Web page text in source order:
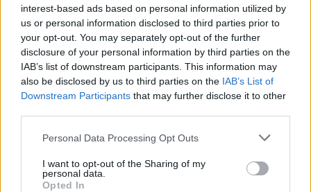
interest-based ads based on personal information utilized by
us or personal information disclosed to third parties prior to
your opt-out. You may separately opt-out of the further
disclosure of your personal information by third parties on the
IAB’s list of downstream participants. This information may
also be disclosed by us to third parties on the IAB’s List of
Downstream Participants that may further disclose it to other
Personal Data Processing Opt Outs
I want to opt-out of the Sharing of my
personal data.
Opted In